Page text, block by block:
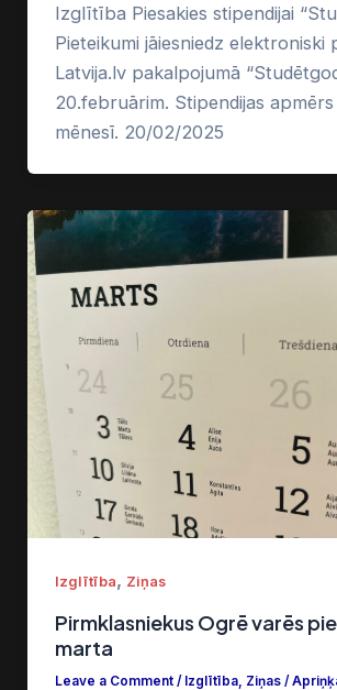
Izglītība Piesakies stipendijai
Pieteikumi jāiesniedz elektroniski
Latvija.lv pakalpojumā
20.februārim. Stipendijas
mēnesī. 20/02/2025
Izglītība, Ziņas
Pirmklasniekus Ogrē varēs
marta
Leave a Comment / Izglītība, Ziņas/